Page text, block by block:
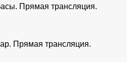
Прямая трансляция.
Прямая трансляция.